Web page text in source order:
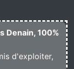
Denain, 100%
d'exploiter,